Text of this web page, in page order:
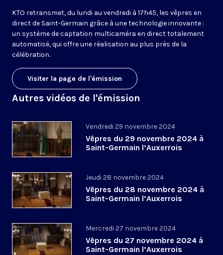
KTO retransmet, du lundi au vendredi à 17h45, les vêpres en
direct de Saint-Germain grâce à une technologie innovante :
un système de captation multicaméra en direct totalement
automatisé, qui offre une réalisation au plus près de la
célébration.
Visiter la page de l'émission
Autres vidéos de l'émission
Vendredi 29 novembre 2024
Vêpres du 29 novembre 2024 à
Saint-Germain l’Auxerrois
Jeudi 28 novembre 2024
Vêpres du 28 novembre 2024 à
Saint-Germain l’Auxerrois
Mercredi 27 novembre 2024
Vêpres du 27 novembre 2024 à
Saint-Germain l’Auxerrois